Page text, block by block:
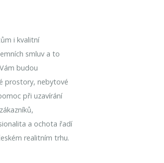
i kvalitní
smluv a to
budou
prostory, nebytové
při uzavírání
a ochota řadí
realitním trhu.